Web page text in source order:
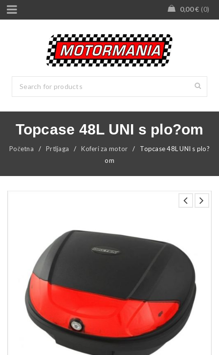
0,00€ 0
Topcase 48L UNI s plo?om
Početna / Prtljaga / Koferi za motor /
Topcase 48L UNI s plo?
om